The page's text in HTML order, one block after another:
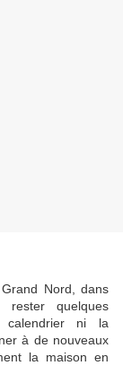
Nord, dans
rester quelques
calendrier ni la
à de nouveaux
la maison en